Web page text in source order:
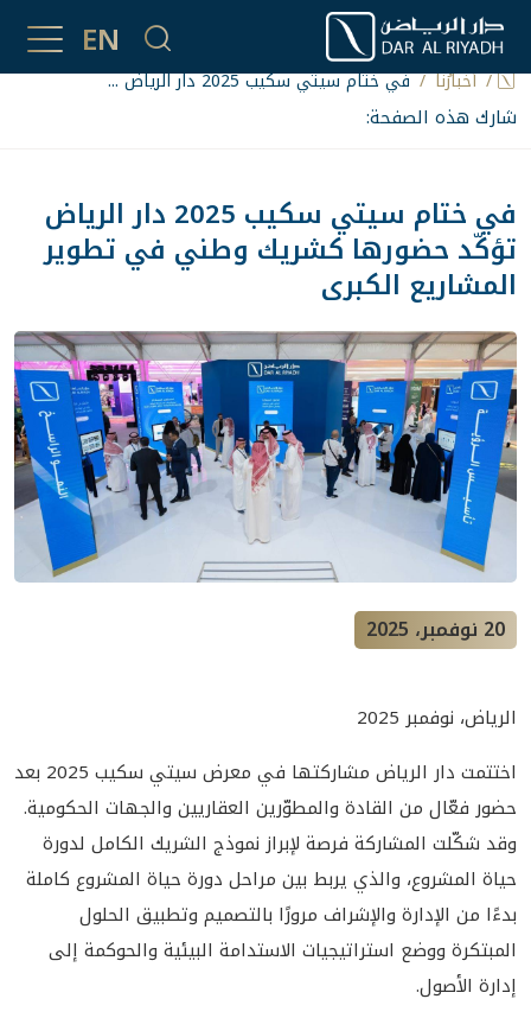
EN أخبارُنا
أخبارُنا في ختام سيتي سكيب 2025 دار الرياض ...
شارك هذه الصفحة:
في ختام سيتي سكيب 2025 دار الرياض
تؤكّد حضورها كشريك وطني في تطوير
المشاريع الكبرى
20 نوفمبر، 2025
الرياض، نوفمبر 2025
اختتمت دار الرياض مشاركتها في معرض سيتي سكيب 2025 بعد
حضور فعّال من القادة والمطوّرين العقاريين والجهات الحكومية.
وقد شكّلت المشاركة فرصة لإبراز نموذج الشريك الكامل لدورة
حياة المشروع، والذي يربط بين مراحل دورة حياة المشروع كاملة
بدءًا من الإدارة والإشراف مرورًا بالتصميم وتطبيق الحلول
المبتكرة ووضع استراتيجيات الاستدامة البيئية والحوكمة إلى
إدارة الأصول.